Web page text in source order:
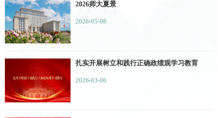
2026师大夏景
2026-05-08
扎实开展树立和践行正确政绩观学习教育
2026-03-06